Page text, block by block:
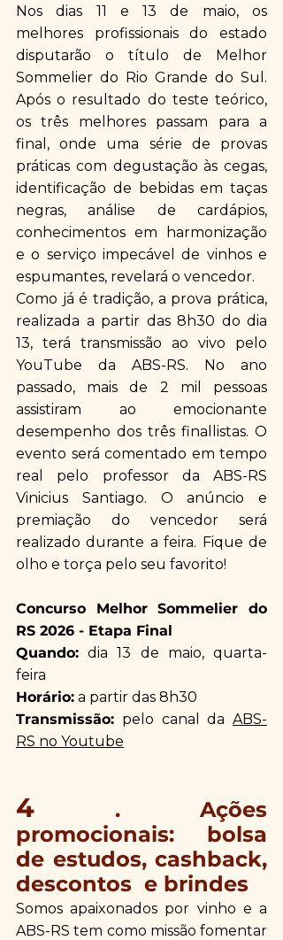
Nos dias 11 e 13 de maio, os
melhores profissionais do estado
disputarão o título de Melhor
Sommelier do Rio Grande do Sul.
Após o resultado do teste teórico,
os três melhores passam para a
final, onde uma série de provas
práticas com degustação às cegas,
identificação de bebidas em taças
negras, análise de cardápios,
conhecimentos em harmonização
e o serviço impecável de vinhos e
espumantes, revelará o vencedor.
Como já é tradição, a prova prática,
realizada a partir das 8h30 do dia
13, terá transmissão ao vivo pelo
YouTube da ABS-RS. No ano
passado, mais de 2 mil pessoas
assistiram ao emocionante
desempenho dos três finallistas. O
evento será comentado em tempo
real pelo professor da ABS-RS
Vinicius Santiago. O anúncio e
premiação do vencedor será
realizado durante a feira. Fique de
olho e torça pelo seu favorito!
Concurso Melhor Sommelier do
RS 2026 - Etapa Final
Quando: dia 13 de maio, quarta-
feira
Horário: a partir das 8h30
Transmissão: pelo canal da ABS-
RS no Youtube
4 . Ações
promocionais: bolsa
de estudos, cashback,
descontos  e brindes
Somos apaixonados por vinho e a
ABS-RS tem como missão fomentar